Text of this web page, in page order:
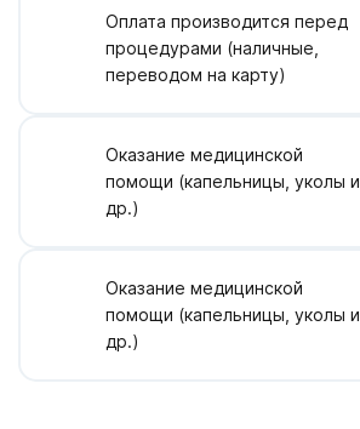
Оплата производится перед
процедурами (наличные,
переводом на карту)
Оказание медицинской
помощи (капельницы, уколы и
др.)
Оказание медицинской
помощи (капельницы, уколы и
др.)